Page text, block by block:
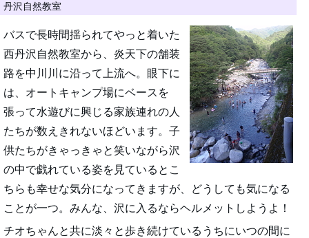
丹沢自然教室
バスで長時間揺られてやっと着いた
西丹沢自然教室から、炎天下の舗装
路を中川川に沿って上流へ。眼下に
は、オートキャンプ場にベースを
張って水遊びに興じる家族連れの人
たちが数えきれないほどいます。子
供たちがきゃっきゃと笑いながら沢
の中で戯れている姿を見ているとこ
ちらも幸せな気分になってきますが、どうしても気になる
ことが一つ。みんな、沢に入るならヘルメットしようよ！
チオちゃんと共に淡々と歩き続けているうちにいつの間に